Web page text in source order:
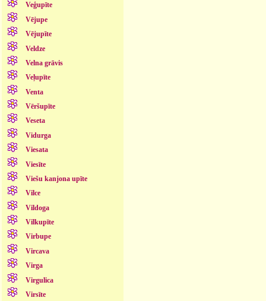
Veģupīte
Vējupe
Vējupīte
Veldze
Velna grāvis
Veļupīte
Venta
Vēršupīte
Veseta
Vidurga
Viesata
Viesīte
Viešu kanjona upīte
Vilce
Vildoga
Vilkupīte
Virbupe
Vircava
Virga
Virgulica
Virsīte